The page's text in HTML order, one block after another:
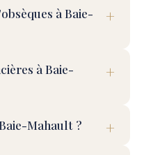
à Baie-
à Baie-
Mahault ?